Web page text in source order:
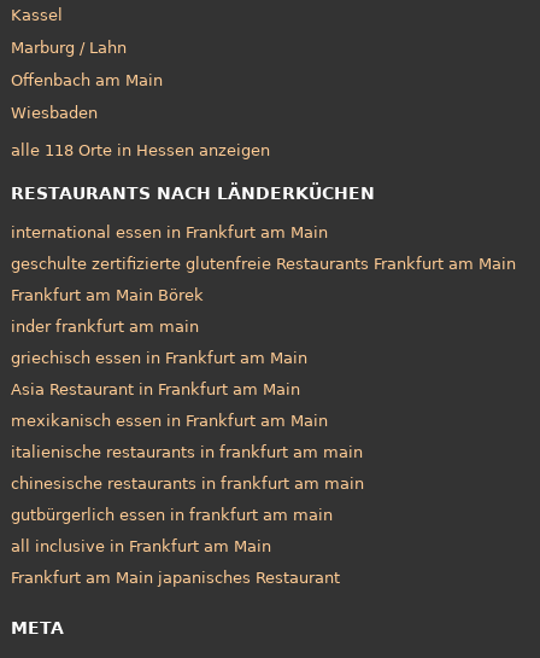
Kassel
Marburg / Lahn
Offenbach am Main
Wiesbaden
alle 118 Orte in Hessen anzeigen
RESTAURANTS NACH LÄNDERKÜCHEN
international essen in Frankfurt am Main
geschulte zertifizierte glutenfreie Restaurants Frankfurt am Main
Frankfurt am Main Börek
inder frankfurt am main
griechisch essen in Frankfurt am Main
Asia Restaurant in Frankfurt am Main
mexikanisch essen in Frankfurt am Main
italienische restaurants in frankfurt am main
chinesische restaurants in frankfurt am main
gutbürgerlich essen in frankfurt am main
all inclusive in Frankfurt am Main
Frankfurt am Main japanisches Restaurant
META